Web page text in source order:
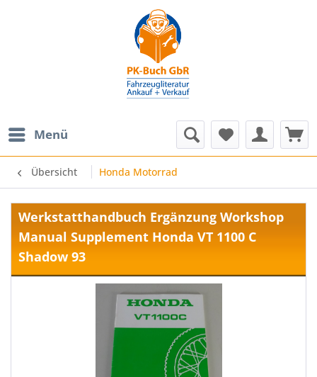
Menü
Übersicht Honda Motorrad
Werkstatthandbuch Ergänzung Workshop
Manual Supplement Honda VT 1100 C
Shadow 93